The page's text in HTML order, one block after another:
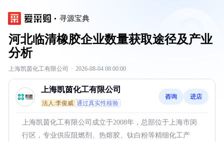
寻源宝典
河北临清橡胶企业数量获取途径及产业
分析
上海凯茵化工有限公司 · 2026-08-04 08:00:00
上海凯茵化工有限公司
法人:李俊威 通过真实性核验
咨询 进店
上海凯茵化工有限公司成立于2008年，总部位于上海市闵
行区，专业供应阻燃剂、热熔胶、钛白粉等精细化工产